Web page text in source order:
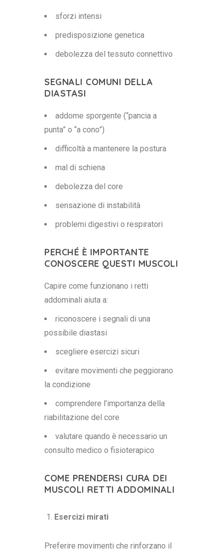
sforzi intensi
predisposizione genetica
debolezza del tessuto connettivo
SEGNALI COMUNI DELLA
DIASTASI
addome sporgente (“pancia a
punta” o “a cono”)
difficoltà a mantenere la postura
mal di schiena
debolezza del core
sensazione di instabilità
problemi digestivi o respiratori
PERCHÉ È IMPORTANTE
CONOSCERE QUESTI MUSCOLI
Capire come funzionano i retti
addominali aiuta a:
riconoscere i segnali di una
possibile diastasi
scegliere esercizi sicuri
evitare movimenti che peggiorano
la condizione
comprendere l’importanza della
riabilitazione del core
valutare quando è necessario un
consulto medico o fisioterapico
COME PRENDERSI CURA DEI
MUSCOLI RETTI ADDOMINALI
Esercizi mirati
Preferire movimenti che rinforzano il